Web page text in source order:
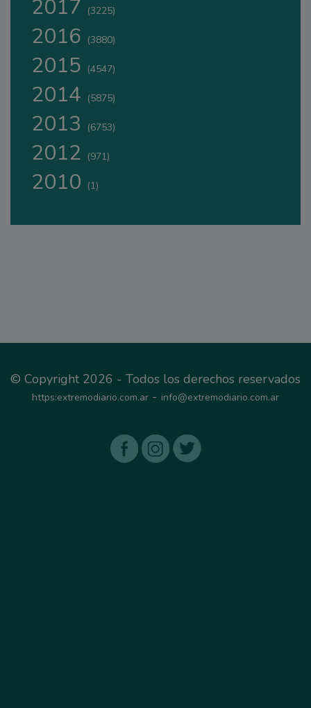
2017 (3225)
2016 (3880)
2015 (4547)
2014 (5875)
2013 (6753)
2012 (971)
2010 (1)
© Copyright 2026 - Todos los derechos reservados
https:extremodiario.com.ar - info@extremodiario.com.ar